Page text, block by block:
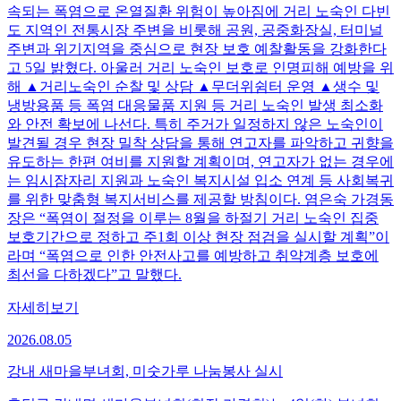
속되는 폭염으로 온열질환 위험이 높아짐에 거리 노숙인 다빈
도 지역인 전통시장 주변을 비롯해 공원, 공중화장실, 터미널
주변과 위기지역을 중심으로 현장 보호 예찰활동을 강화한다
고 5일 밝혔다. 아울러 거리 노숙인 보호로 인명피해 예방을 위
해 ▲거리노숙인 순찰 및 상담 ▲무더위쉼터 운영 ▲생수 및
냉방용품 등 폭염 대응물품 지원 등 거리 노숙인 발생 최소화
와 안전 확보에 나선다. 특히 주거가 일정하지 않은 노숙인이
발견될 경우 현장 밀착 상담을 통해 연고자를 파악하고 귀향을
유도하는 한편 여비를 지원할 계획이며, 연고자가 없는 경우에
는 임시잠자리 지원과 노숙인 복지시설 입소 연계 등 사회복귀
를 위한 맞춤형 복지서비스를 제공할 방침이다. 염은숙 가경동
장은 “폭염이 절정을 이루는 8월을 하절기 거리 노숙인 집중
보호기간으로 정하고 주1회 이상 현장 점검을 실시할 계획”이
라며 “폭염으로 인한 안전사고를 예방하고 취약계층 보호에
최선을 다하겠다”고 말했다.
자세히보기
2026.08.05
강내 새마을부녀회, 미숫가루 나눔봉사 실시